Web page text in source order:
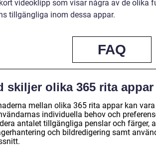
videoklipp som visar några av de olika
tillgängliga inom dessa appar.
FAQ
skiljer olika 365 rita appar
mellan olika 365 rita appar kan
individuella behov och
antalet tillgängliga penslar och färger,
och bildredigering samt